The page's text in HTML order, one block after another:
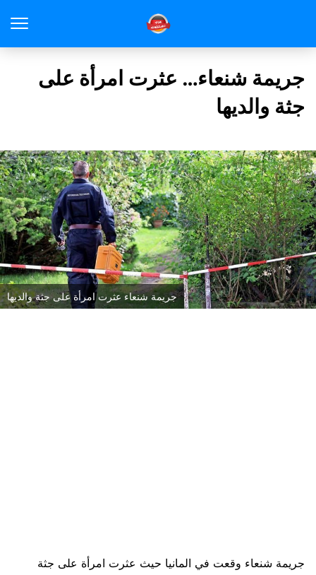
جريمة شنعاء… عثرت امرأة على
جثة والديها
جريمة شنعاء عثرت امرأة على جثة والديها
جريمة شنعاء وقعت في المانيا حيث عثرت امرأة على جثة